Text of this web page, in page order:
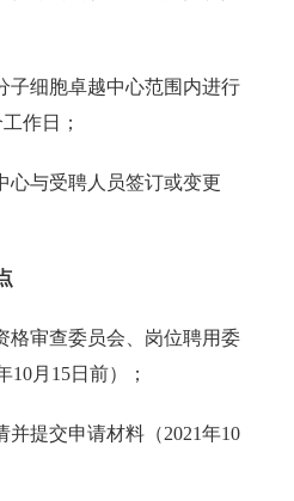
细胞卓越中心范围内进行
作日；
与受聘人员签订或变更
审查委员会、岗位聘用委
10月15日前）；
提交申请材料（2021年10